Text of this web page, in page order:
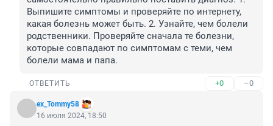
Выпишите симптомы и проверяйте по интернету,
какая болезнь может быть. 2. Узнайте, чем болели
родственники. Проверяйте сначала те болезни,
которые совпадают по симптомам с теми, чем
болели мама и папа.
ОТВЕТИТЬ +0 –0
ex_Tommy58
16 июля 2024, 18:50